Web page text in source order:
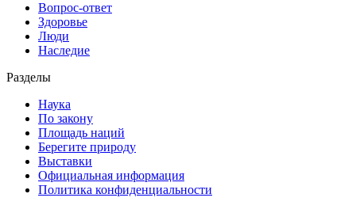
Вопрос-ответ
Здоровье
Люди
Наследие
Разделы
Наука
По закону
Площадь наций
Берегите природу
Выставки
Официальная информация
Политика конфиденциальности